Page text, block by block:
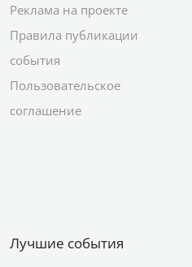
Реклама на проекте
Правила публикации
события
Пользовательское
соглашение
Лучшие события